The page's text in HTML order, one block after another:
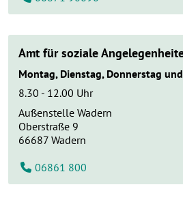
Amt für soziale
Montag, Dienstag, Donnerstag
8.30 - 12.00 Uhr
Außenstelle Wadern
Oberstraße 9
66687 Wadern
06861 800